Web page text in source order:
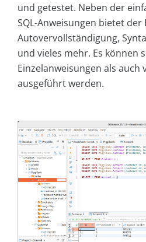
und getestet. Neben der
SQL-Anweisungen bietet
Autovervollständigung,
und vieles mehr. Es können
Einzelanweisungen als auch
ausgeführt werden.